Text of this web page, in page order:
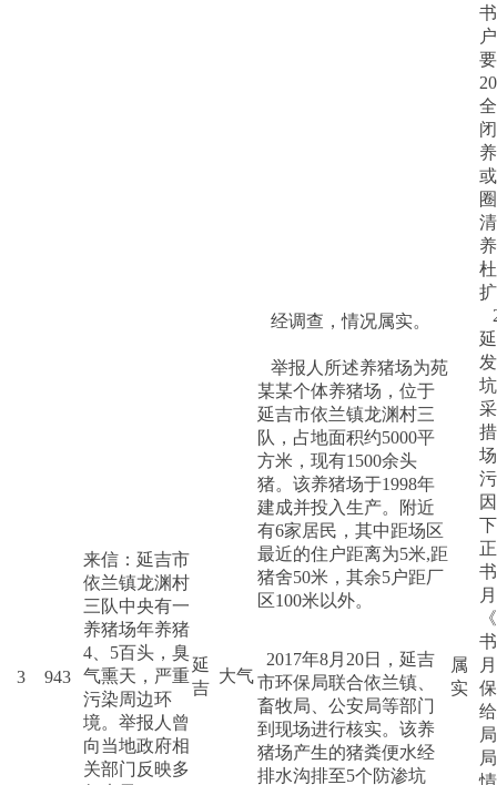
3 943
来信：延吉市
依兰镇龙渊村
三队中央有一
养猪场年养猪
4、5百头，臭
气熏天，严重
污染周边环
境。举报人曾
向当地政府相
关部门反映多
延
吉
大气
经调查，情况属实。
属
实
举报人所述养猪场为苑
某某个体养猪场，位于
延吉市依兰镇龙渊村三
队，占地面积约5000平
方米，现有1500余头
猪。该养猪场于1998年
建成并投入生产。附近
有6家居民，其中距场区
最近的住户距离为5米,距
猪舍50米，其余5户距厂
区100米以外。
2017年8月20日，延吉
市环保局联合依兰镇、
畜牧局、公安局等部门
到现场进行核实。该养
猪场产生的猪粪便水经
排水沟排至5个防渗坑